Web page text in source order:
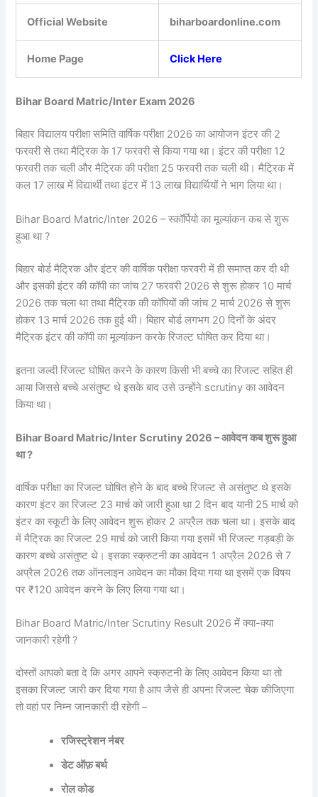
Official Website biharboardonline.com
Home Page Click Here
Bihar Board Matric/Inter Exam 2026
बिहार विद्यालय परीक्षा समिति वार्षिक परीक्षा 2026 का आयोजन इंटर की 2
फरवरी से तथा मैट्रिक के 17 फरवरी से किया गया था। इंटर की परीक्षा 12
फरवरी तक चली और मैट्रिक की परीक्षा 25 फरवरी तक चली थी। मैट्रिक में
कल 17 लाख में विद्यार्थी तथा इंटर में 13 लाख विद्यार्थियों ने भाग लिया था।
Bihar Board Matric/Inter 2026 – स्कॉर्पियो का मूल्यांकन कब से शुरू
हुआ था ?
बिहार बोर्ड मैट्रिक और इंटर की वार्षिक परीक्षा फरवरी में ही समाप्त कर दी थी
और इसकी इंटर की कॉपी का जांच 27 फरवरी 2026 से शुरू होकर 10 मार्च
2026 तक चला था तथा मैट्रिक की कॉपियों की जांच 2 मार्च 2026 से शुरू
होकर 13 मार्च 2026 तक हुई थी। बिहार बोर्ड लगभग 20 दिनों के अंदर
मैट्रिक इंटर की कॉपी का मूल्यांकन करके रिजल्ट घोषित कर दिया था।
इतना जल्दी रिजल्ट घोषित करने के कारण किसी भी बच्चे का रिजल्ट सहित ही
आया जिससे बच्चे असंतुष्ट थे इसके बाद उसे उन्होंने scrutiny का आवेदन
किया था।
Bihar Board Matric/Inter Scrutiny 2026 – आवेदन कब शुरू हुआ
था ?
वार्षिक परीक्षा का रिजल्ट घोषित होने के बाद बच्चे रिजल्ट से असंतुष्ट थे इसके
कारण इंटर का रिजल्ट 23 मार्च को जारी हुआ था 2 दिन बाद यानी 25 मार्च को
इंटर का स्कूटी के लिए आवेदन शुरू होकर 2 अप्रैल तक चला था। इसके बाद
में मैट्रिक का रिजल्ट 29 मार्च को जारी किया गया इसमें भी रिजल्ट गड़बड़ी के
कारण बच्चे असंतुष्ट थे। इसका स्क्रुटनी का आवेदन 1 अप्रैल 2026 से 7
अप्रैल 2026 तक ऑनलाइन आवेदन का मौका दिया गया था इसमें एक विषय
पर ₹120 आवेदन करने के लिए लिया गया था।
Bihar Board Matric/Inter Scrutiny Result 2026 में क्या-क्या
जानकारी रहेगी ?
दोस्तों आपको बता दे कि अगर आपने स्क्रुटनी के लिए आवेदन किया था तो
इसका रिजल्ट जारी कर दिया गया है आप जैसे ही अपना रिजल्ट चेक कीजिएगा
तो वहां पर निम्न जानकारी दी रहेगी –
रजिस्ट्रेशन नंबर
डेट ऑफ़ बर्थ
रोल कोड